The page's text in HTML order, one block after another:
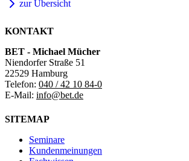
zur Übersicht
KONTAKT
BET - Michael Mücher
Niendorfer Straße 51
22529 Hamburg
Telefon: 040 / 42 10 84-0
E-Mail: info@bet.de
SITEMAP
Seminare
Kundenmeinungen